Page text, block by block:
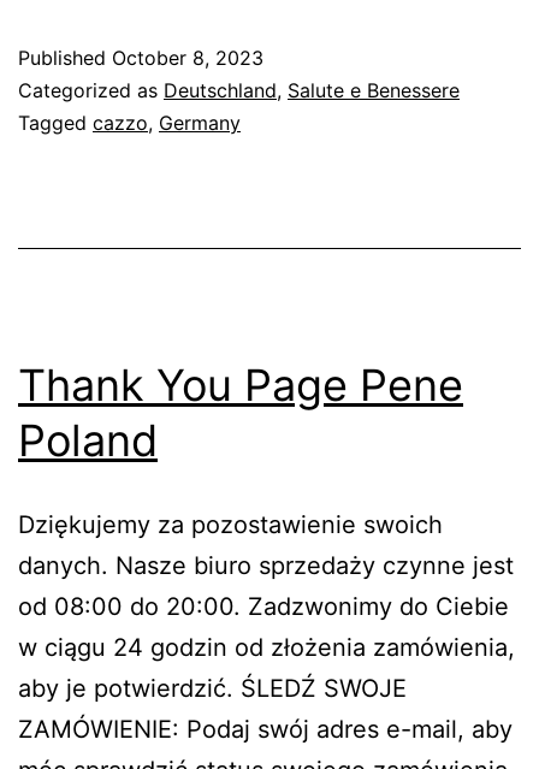
Published October 8, 2023
Categorized as Deutschland, Salute e Benessere
Tagged cazzo, Germany
Thank You Page Pene
Poland
Dziękujemy za pozostawienie swoich
danych. Nasze biuro sprzedaży czynne jest
od 08:00 do 20:00. Zadzwonimy do Ciebie
w ciągu 24 godzin od złożenia zamówienia,
aby je potwierdzić. ŚLEDŹ SWOJE
ZAMÓWIENIE: Podaj swój adres e-mail, aby